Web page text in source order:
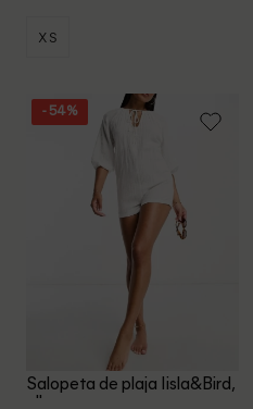
XS
- 54%
Salopeta de plaja Iisla&Bird,
alb